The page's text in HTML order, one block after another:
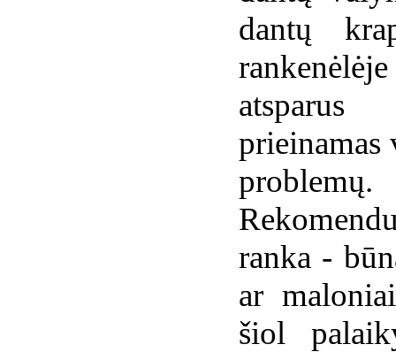
dantų
problemų.
ranka -
ar
šiol